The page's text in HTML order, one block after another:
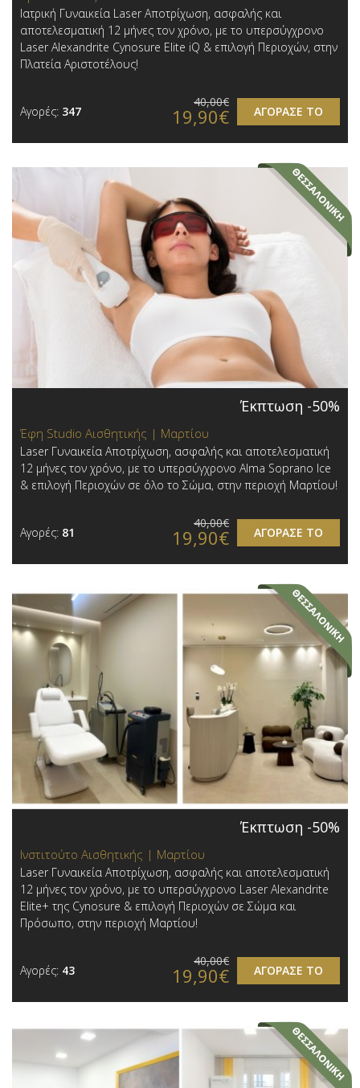
Ιατρική Γυναικεία Laser Αποτρίχωση, ασφαλής και
αποτελεσματική 12 μήνες τον χρόνο, με το υπερσύγχρονο
Laser Alexandrite Cynosure Elite iQ & επιλογή Περιοχών,​ στην
Πλατεία Αριστοτέλους!
Αγορές: 347 ΑΓΟΡΑΣΕ ΤΟ
40,00€
19,90€
Έκπτωση -50%
Έφη Studio Αισθητικής | Μαρτίου
Laser Γυναικεία Αποτρίχωση, ασφαλής και αποτελεσματική
12 μήνες τον χρόνο, με το υπερσύγχρονο Alma Soprano Ice
& επιλογή Περιοχών σε όλο το Σώμα, στην περιοχή Μαρτίου!
Αγορές: 81 ΑΓΟΡΑΣΕ ΤΟ
40,00€
19,90€
Έκπτωση -50%
Ινστιτούτο Αισθητικής | Μαρτίου
Laser Γυναικεία Αποτρίχωση, ασφαλής και αποτελεσματική
12 μήνες τον χρόνο, με το υπερσύγχρονο Laser Alexandrite
Elite+ της Cynosure & επιλογή Περιοχών σε Σώμα και
Πρόσωπο, στην περιοχή Μαρτίου!
Αγορές: 43 ΑΓΟΡΑΣΕ ΤΟ
40,00€
19,90€